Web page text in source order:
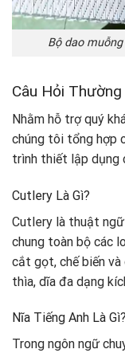
Bộ dao
Câu Hỏi Thường
Nhằm hỗ trợ quý
chúng tôi tổng hợp
trình thiết lập dụng
Cutlery Là Gì?
Cutlery là thuật ngữ
chung toàn bộ các
cắt gọt, chế biến và
thìa, dĩa đa dạng
Nĩa Tiếng Anh Là Gì?
Trong ngôn ngữ